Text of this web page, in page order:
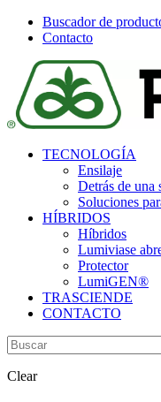
Buscador de
Contacto
TECNOLOGÍA
Ensilaje
Detrás de una
Soluciones
HÍBRIDOS
Híbridos
Lumiviase
Protector
LumiGEN®
TRASCIENDE
CONTACTO
Clear